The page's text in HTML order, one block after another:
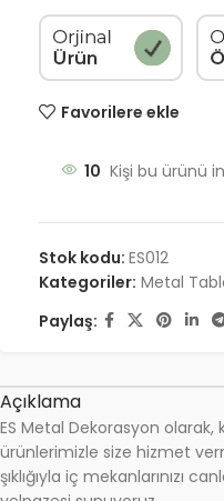
Favorilere ekle
10 Kişi bu ürünü
Stok kodu: ES012
Kategoriler: Metal
Paylaş:
Açıklama
ES Metal Dekorasyon
ürünlerimizle size hizmet
şıklığıyla iç mekanlarınızı